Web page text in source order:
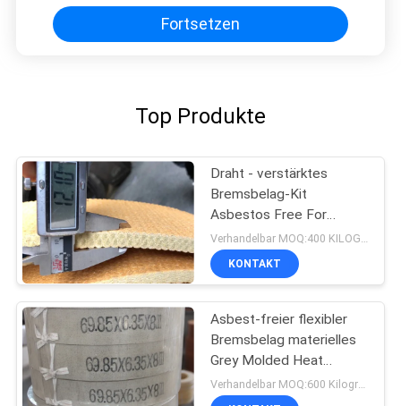
Fortsetzen
Top Produkte
Draht - verstärktes
Bremsbelag-Kit
Asbestos Free For
Winch-Öl Wells
Verhandelbar MOQ:400 KILOGRAMM
KONTAKT
Asbest-freier flexibler
Bremsbelag materielles
Grey Molded Heat
Resisting
Verhandelbar MOQ:600 Kilogramm